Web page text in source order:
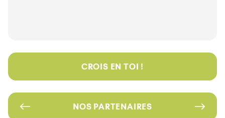
CROIS EN TOI !
NOS PARTENAIRES